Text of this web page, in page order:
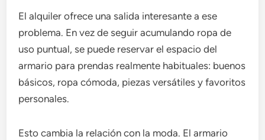
El alquiler ofrece una salida interesante a ese
problema. En vez de seguir acumulando ropa de
uso puntual, se puede reservar el espacio del
armario para prendas realmente habituales: buenos
básicos, ropa cómoda, piezas versátiles y favoritos
personales.
Esto cambia la relación con la moda. El armario